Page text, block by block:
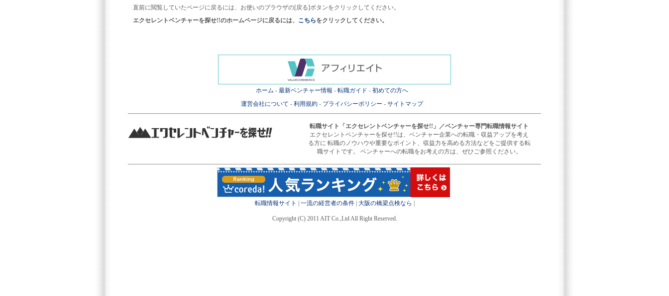
直前に閲覧していたページに戻るには、お使いのブラウザの[戻る]ボタンをクリックしてください。
エクセレントベンチャーを探せ!!のホームページに戻るには、 こちらをクリックしてください。
ホーム - 最新ベンチャー情報 - 転職ガイド - 初めての方へ
運営会社について - 利用規約 - プライバシーポリシー - サイトマップ
転職サイト
「エクセレントベンチャーを探せ!!」／ベンチャー専門転職情報サイト
エクセレントベンチャーを探せ!!は、ベンチャー企業への転職・収益アップを考え
る方に 転職のノウハウや重要なポイント、収益力を高める方法などをご提供する転
職サイトです。 ベンチャーへの転職をお考えの方は、ぜひご参照ください。
転職情報サイト 一流の経営者の条件| 大阪の橋梁点検なら
Copyright (C) 2011 AIT Co.,Ltd All Right Reserved.